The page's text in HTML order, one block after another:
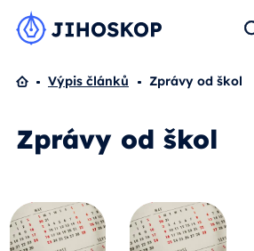
Domů
Výpis článků Zprávy od škol
Zprávy od škol